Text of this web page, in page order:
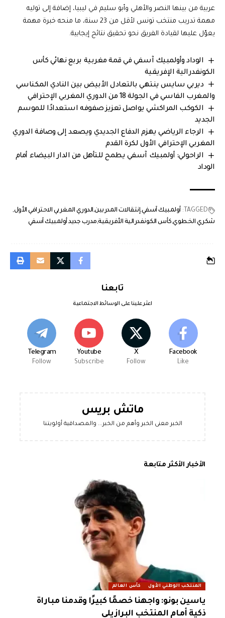
عربية من بينها النصر والأهلي وأبو سليم في ليبيا، إضافة إلى توليه
مهمة تدريب منتخب تونس لأقل من 23 سنة، ما منحه خبرة مهمة
يعوّل عليها لقيادة الفريق نحو تحقيق نتائج إيجابية.
الوداد وأولمبيك آسفي في قمة مغربية بربع نهائي كأس
الكونفدرالية الإفريقية
ديربي سايس ينتهي بالتعادل الأبيض بين النادي المكناسي
والمغرب الفاسي في الجولة 18 من الدوري المغربي الإحترافي
الكوكب المراكشي يواصل تعزيز صفوفه استعدادًا للموسم
الجديد
الرجاء الرياضي يهزم الدفاع الجديدي ويصعد إلى وصافة الدوري
المغربي الإحترافي الأول لكرة القدم
الراحولي: أولمبيك آسفي يطمح للتأهل من الدار البيضاء أمام
الوداد
TAGGED: أولمبيك آسفيإنتقالات المدربين الدوري المغربي الاحترافي الأول
شكري الخطوي كأس الكونفدرالية الأفريقية مدرب جديد أولمبيك آسفي
تابعنا
اعثر علينا على الوسائط الاجتماعية
Facebook
Like
X
Follow
Youtube
Subscribe
Telegram
Follow
ماتش بريس
الخبر معنى الخبر وأهم من الخبر... والمصداقية أولويتنا
الأخبار الأكثر متابعة
المنتخب الوطني الأول كأس العالم
ياسين بونو: واجهنا خصمًا كبيرًا وقدمنا مباراة
ذكية أمام المنتخب البرازيلي